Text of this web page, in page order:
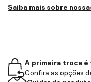
Saiba mais sobre
A primeira troca é
Confira as opções